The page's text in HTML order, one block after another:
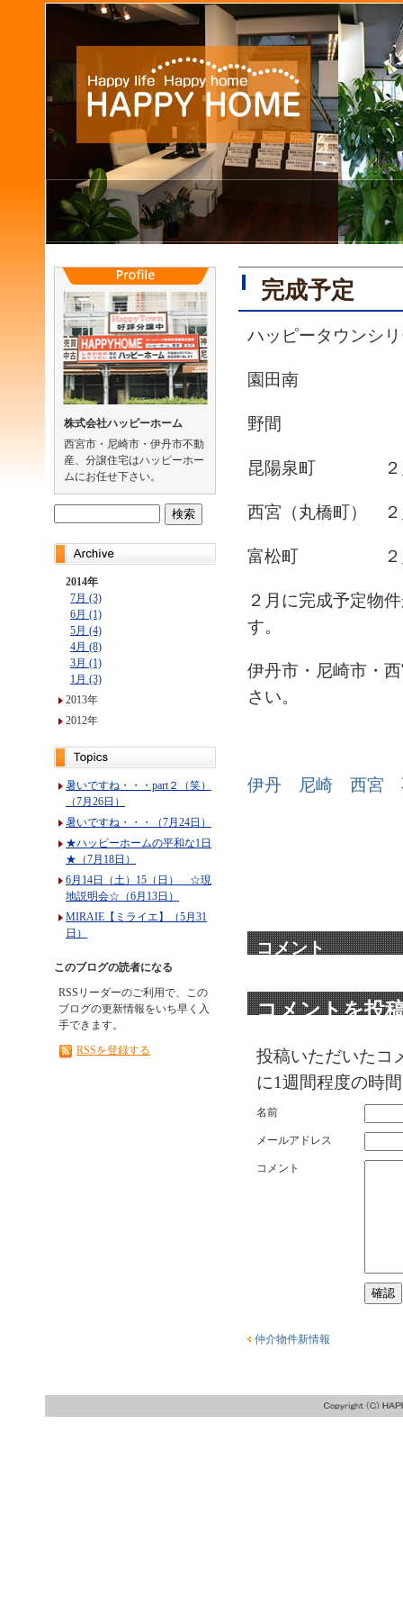
完成予定
ハッピータウンシ
園田南 ２月
野間 ２月
昆陽泉町 ２月
西宮（丸橋町） ２
富松町 ２月
２月に完成予定物
す。
伊丹市・尼崎市・
さい。
伊丹 尼崎 西宮 不
コメント
コメントを投
投稿いただいたコ
に1週間程度の時
名前
メールアドレス
コメント
仲介物件新情報
株式会社ハッピーホーム
西宮市・尼崎市・伊丹市不動
産、分譲住宅はハッピーホー
ムにお任せ下さい。
2014年
7月 (3)
6月 (1)
5月 (4)
4月 (8)
3月 (1)
1月 (3)
2013年
2012年
暑いですね・・・part２（笑）
（7月26日）
暑いですね・・・（7月24日）
★ハッピーホームの平和な1日
★（7月18日）
6月14日（土）15（日） ☆現
地説明会☆（6月13日）
MIRAIE【ミライエ】（5月31
日）
このブログの読者になる
RSSリーダーのご利用で、この
ブログの更新情報をいち早く入
手できます。
RSSを登録する